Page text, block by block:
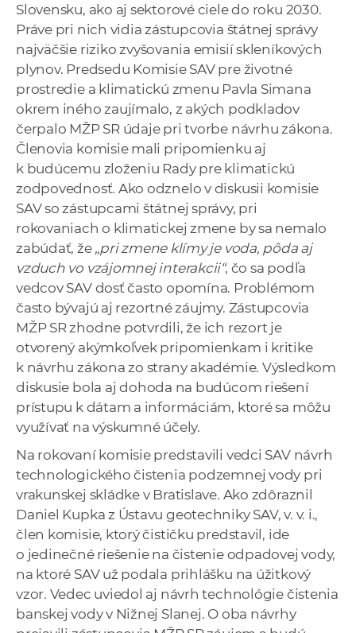
Slovensku, ako aj sektorové ciele do roku 2030.
Práve pri nich vidia zástupcovia štátnej správy
najväčšie riziko zvyšovania emisií skleníkových
plynov. Predsedu Komisie SAV pre životné
prostredie a klimatickú zmenu Pavla Simana
okrem iného zaujímalo, z akých podkladov
čerpalo MŽP SR údaje pri tvorbe návrhu zákona.
Členovia komisie mali pripomienku aj
k budúcemu zloženiu Rady pre klimatickú
zodpovednosť. Ako odznelo v diskusii komisie
SAV so zástupcami štátnej správy, pri
rokovaniach o klimatickej zmene by sa nemalo
zabúdať, že „pri zmene klímy je voda, pôda aj
vzduch vo vzájomnej interakcii“, čo sa podľa
vedcov SAV dosť často opomína. Problémom
často bývajú aj rezortné záujmy. Zástupcovia
MŽP SR zhodne potvrdili, že ich rezort je
otvorený akýmkoľvek pripomienkam i kritike
k návrhu zákona zo strany akadémie. Výsledkom
diskusie bola aj dohoda na budúcom riešení
prístupu k dátam a informáciám, ktoré sa môžu
využívať na výskumné účely.
Na rokovaní komisie predstavili vedci SAV návrh
technologického čistenia podzemnej vody pri
vrakunskej skládke v Bratislave. Ako zdôraznil
Daniel Kupka z Ústavu geotechniky SAV, v. v. i.,
člen komisie, ktorý čističku predstavil, ide
o jedinečné riešenie na čistenie odpadovej vody,
na ktoré SAV už podala prihlášku na úžitkový
vzor. Vedec uviedol aj návrh technológie čistenia
banskej vody v Nižnej Slanej. O oba návrhy